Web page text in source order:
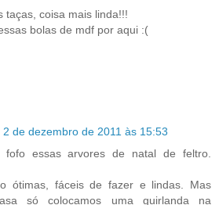
taças, coisa mais linda!!!
bolas de mdf por aqui :(
2 de dezembro de 2011 às 15:53
fofo essas arvores de natal de feltro.
ótimas, fáceis de fazer e lindas. Mas
só colocamos uma guirlanda na